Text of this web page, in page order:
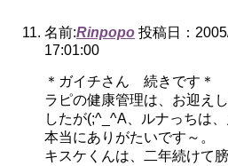
名前:Rinpopo 投稿日：
17:01:00
＊ガイチさん 続きです＊
ラピの健康管理は、お迎え
したが(;^_^A、ルナっちは
本当にありがたいです～。
キスケくんは、二年続けて